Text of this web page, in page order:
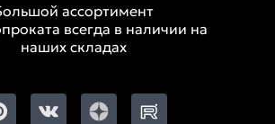
ассортимент
всегда в наличии на
наших складах